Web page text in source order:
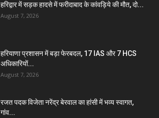
हरिद्वार में सड़क हादसे में फरीदाबाद के कांवड़िये की मौत, दो...
August 7, 2026
हरियाणा प्रशासन में बड़ा फेरबदल, 17 IAS और 7 HCS
अधिकारियों...
August 7, 2026
रजत पदक विजेता नरेंद्र बेरवाल का हांसी में भव्य स्वागत,
गांव...